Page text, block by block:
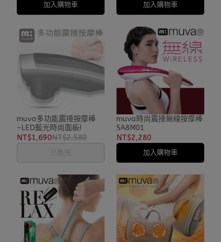
加入購物車 加入購物車
muva多功能震捶按摩棒
~LED藍光時尚面板!
NT$1,690NT$2,580
已售完
muva時尚震捶無線按摩棒
SA8M01
NT$2,280
加入購物車